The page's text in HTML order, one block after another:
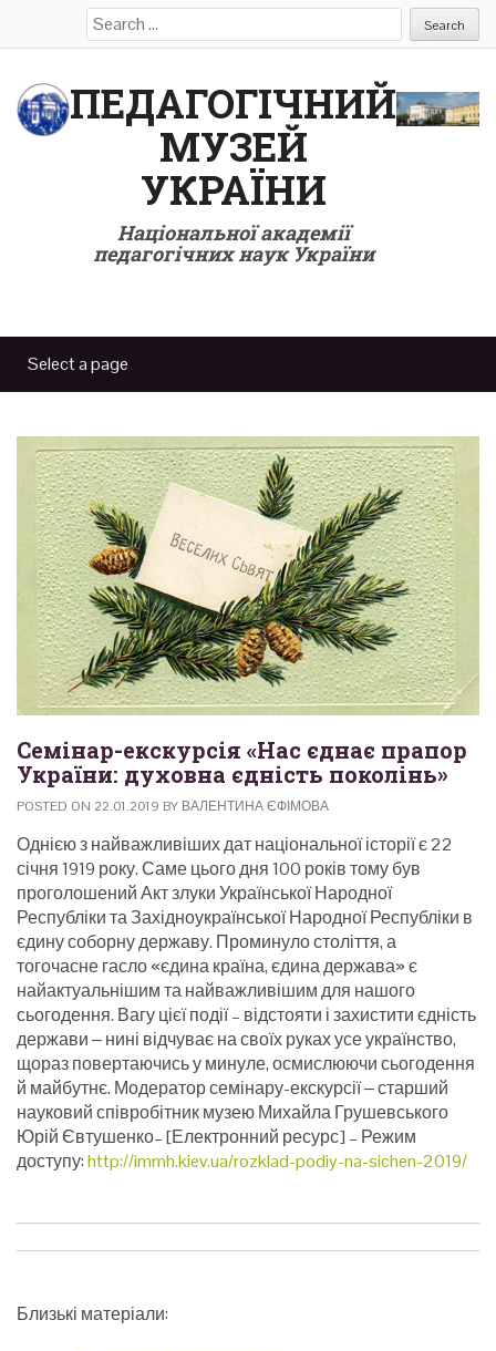
Search
for:
ПЕДАГОГІЧНИЙ
МУЗЕЙ
УКРАЇНИ
Національної академії
педагогічних наук України
Семінар-екскурсія «Нас єднає прапор
України: духовна єдність поколінь»
POSTED ON 22.01.2019 BY ВАЛЕНТИНА ЄФІМОВА
Однією з найважливіших дат національної історії є 22
січня 1919 року. Саме цього дня 100 років тому був
проголошений Акт злуки Української Народної
Республіки та Західноукраїнської Народної Республіки в
єдину соборну державу. Проминуло століття, а
тогочасне гасло «єдина країна, єдина держава» є
найактуальнішим та найважливішим для нашого
сьогодення. Вагу цієї події – відстояти і захистити єдність
держави ‒ нині відчуває на своїх руках усе українство,
щораз повертаючись у минуле, осмислюючи сьогодення
й майбутнє. Модератор семінару-екскурсії ‒ старший
науковий співробітник музею Михайла Грушевського
Юрій Євтушенко– [Електронний ресурс] – Режим
доступу:http://immh.kiev.ua/rozklad-podiy-na-sichen-2019/
Близькі матеріали: